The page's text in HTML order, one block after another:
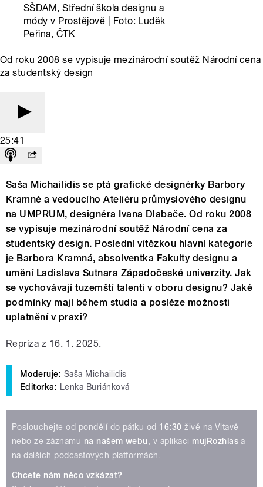
SŠDAM, Střední škola designu a
módy v Prostějově | Foto: Luděk
Peřina, ČTK
Od roku 2008 se vypisuje mezinárodní soutěž Národní cena
za studentský design
25:41
Saša Michailidis se ptá grafické designérky Barbory
Kramné a vedoucího Ateliéru průmyslového designu
na UMPRUM, designéra Ivana Dlabače. Od roku 2008
se vypisuje mezinárodní soutěž Národní cena za
studentský design. Poslední vítězkou hlavní kategorie
je Barbora Kramná, absolventka Fakulty designu a
umění Ladislava Sutnara Západočeské univerzity. Jak
se vychovávají tuzemští talenti v oboru designu? Jaké
podmínky mají během studia a posléze možnosti
uplatnění v praxi?
Repríza z 16. 1. 2025.
Moderuje: Saša Michailidis
Editorka: Lenka Buriánková
Poslouchejte od pondělí do pátku od 16:30 živě na Vltavě
nebo ze záznamu na našem webu , v aplikaci mujRozhlas a
na dalších podcastových platformách.
Chcete nám něco vzkázat?